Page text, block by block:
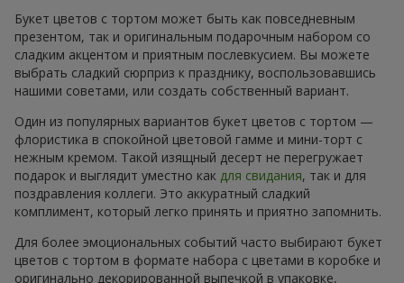
Букет цветов с тортом может быть как повседневным
презентом, так и оригинальным подарочным набором со
сладким акцентом и приятным послевкусием. Вы можете
выбрать сладкий сюрприз к празднику, воспользовавшись
нашими советами, или создать собственный вариант.
Один из популярных вариантов букет цветов с тортом —
флористика в спокойной цветовой гамме и мини-торт с
нежным кремом. Такой изящный десерт не перегружает
подарок и выглядит уместно как для свидания, так и для
поздравления коллеги. Это аккуратный сладкий
комплимент, который легко принять и приятно запомнить.
Для более эмоциональных событий часто выбирают букет
цветов с тортом в формате набора с цветами в коробке и
оригинально декорированной выпечкой в упаковке,